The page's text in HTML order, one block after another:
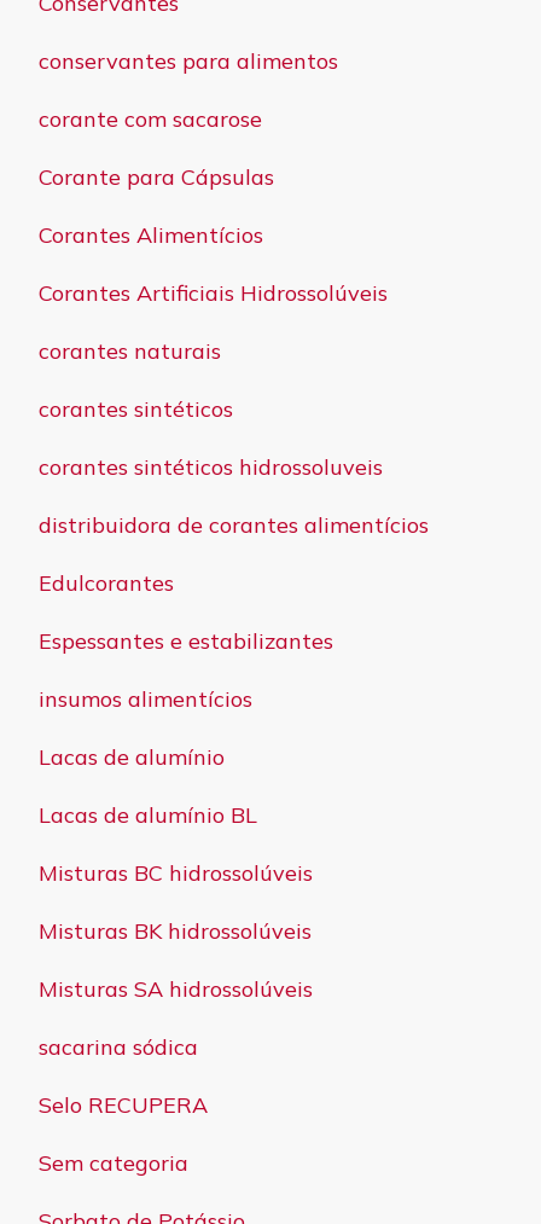
conservantes para alimentos
corante com sacarose
Corante para Cápsulas
Corantes Alimentícios
Corantes Artificiais Hidrossolúveis
corantes naturais
corantes sintéticos
corantes sintéticos hidrossoluveis
distribuidora de corantes alimentícios
Edulcorantes
Espessantes e estabilizantes
insumos alimentícios
Lacas de alumínio
Lacas de alumínio BL
Misturas BC hidrossolúveis
Misturas BK hidrossolúveis
Misturas SA hidrossolúveis
sacarina sódica
Selo RECUPERA
Sem categoria